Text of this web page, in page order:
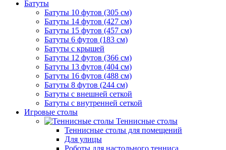
Батуты
Батуты 10 футов (305 см)
Батуты 14 футов (427 см)
Батуты 15 футов (457 см)
Батуты 6 футов (183 см)
Батуты с крышей
Батуты 12 футов (366 см)
Батуты 13 футов (404 см)
Батуты 16 футов (488 см)
Батуты 8 футов (244 см)
Батуты с внешней сеткой
Батуты с внутренней сеткой
Игровые столы
Теннисные столы
Теннисные столы для помещений
Для улицы
Роботы для настольного тенниса